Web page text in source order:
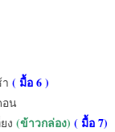
( มื้อ6 )
อน
ง (ข้าวกล่อง) ( มื้อ7)